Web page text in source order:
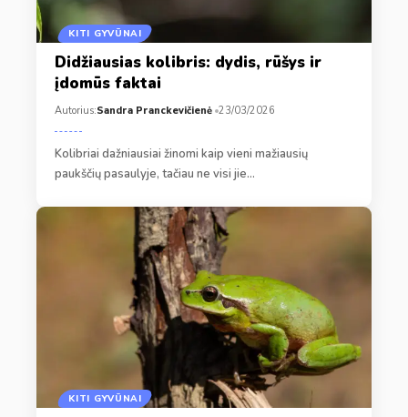
KITI GYVŪNAI
Didžiausias kolibris: dydis, rūšys ir
įdomūs faktai
Autorius:Sandra Pranckevičienė 23/03/2026
Kolibriai dažniausiai žinomi kaip vieni mažiausių
paukščių pasaulyje, tačiau ne visi jie…
KITI GYVŪNAI